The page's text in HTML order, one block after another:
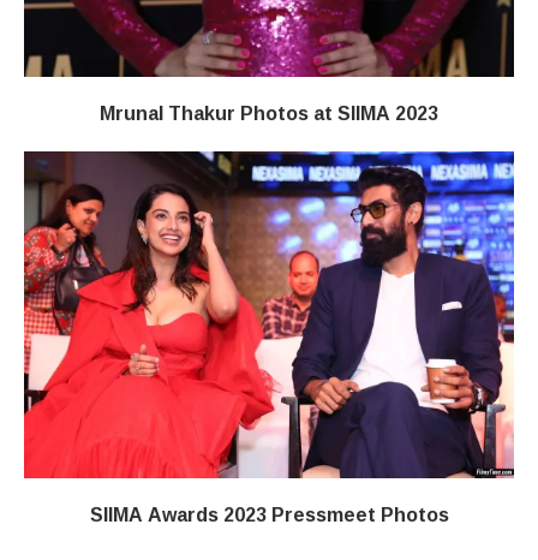
Mrunal Thakur Photos at SIIMA 2023
SIIMA Awards 2023 Pressmeet Photos